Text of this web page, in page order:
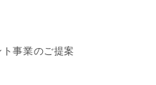
事業のご提案